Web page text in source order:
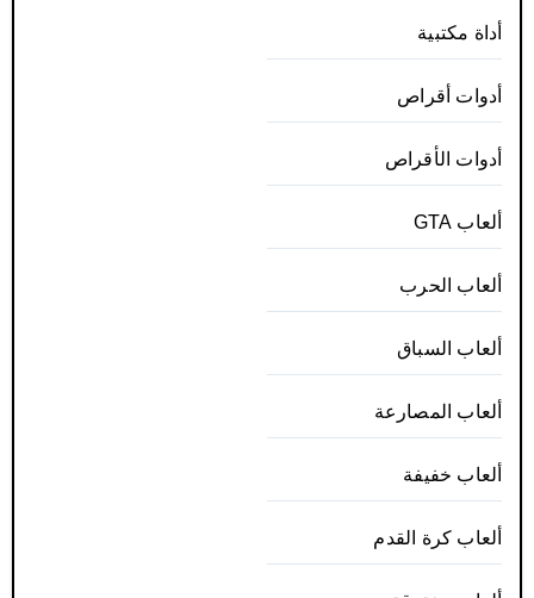
أداة مكتبية
أدوات أقراص
أدوات الأقراص
ألعاب GTA
ألعاب الحرب
ألعاب السباق
ألعاب المصارعة
ألعاب خفيفة
ألعاب كرة القدم